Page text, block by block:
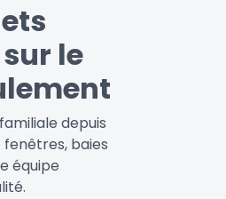
le
depuis
baies
équipe